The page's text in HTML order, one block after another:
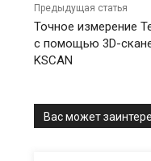
Предыдущая статья
Точное измерение
с помощью 3D-
KSCAN
Вас может